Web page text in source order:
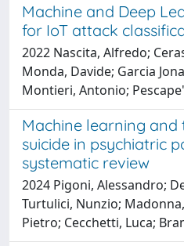
Machine and Deep
for IoT attack
2022 Nascita, Alfredo;
Monda, Davide; Garcia
Montieri, Antonio;
Machine learning
suicide in psychiatric
systematic review
2024 Pigoni, Alessandro;
Turtulici, Nunzio;
Pietro; Cecchetti, Luca;